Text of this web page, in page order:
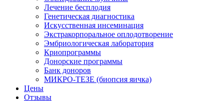
Лечение бесплодия
Генетическая диагностика
Искусственная инсеминация
Экстракорпоральное оплодотворение
Эмбриологическая лаборатория
Криопрограммы
Донорские программы
Банк доноров
МИКРО-ТЕЗЕ (биопсия яичка)
Цены
Отзывы